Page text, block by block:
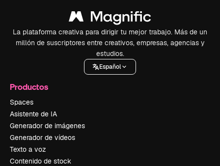
La plataforma creativa para dirigir tu mejor trabajo. Más de un
millón de suscriptores entre creativos, empresas, agencias y
estudios.
Español
Productos
Spaces
Asistente de IA
Generador de imágenes
Generador de vídeos
Texto a voz
Contenido de stock